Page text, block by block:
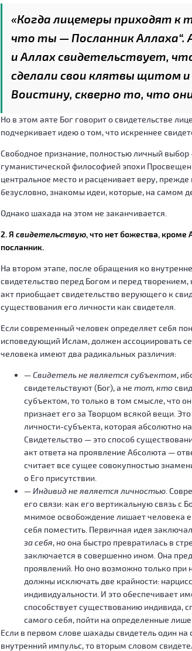
«Когда лицемеры приходят к
что ты — Посланник Аллаха“.
и Аллах свидетельствует,
сделали свои клятвы щитом и
Воистину, скверно то, что
Но в этом аяте Бог говорит о свидетельстве
подчеркивает идею о том, что искреннее
Свободное признание, полностью личный
гуманистической философией эпохи
центральное место и расценивает веру,
безусловно, знакомы идеи, которые, на самом
Однако шахада на этом не заканчивается.
2. Я свидетельствую, что нет божества,
посланник.
На втором этапе, после обращения ко
свидетельство перед Богом и перед
акт приобщает свидетельство верующего к
существования его личности как свидетеля.
Если современный человек определяет себя
исповедующий Ислам, должен ассоциировать
человека имеют два радикальных различия:
— Свидетель не является субъектом,
свидетельствуют (Бог), а не тот, кто
субъектом, то только в том смысле, что
признает его за Творцом всякой вещи.
личности-субъекта, которая абсолютно
Свидетельство — это способ
акт ответа на проявление Абсолюта —
считает все сущее совокупностью
о Его присутствии.
— Индивид не является личностью .
его связи: как его вертикальную связь с
мнимое освобождение лишает человека
себя поместить. Первичная идея
за себя, но она быстро превратилась в
заключается в совершенно ином. Она
проявлений. Но оно возможно только
должны исключать две крайности:
индивидуальности. И это обеспечивает
способствует существованию индивида,
самого себя, пойти на определенные
Если в первом слове шахады свидетель один
внутренний импульс, то вторым словом